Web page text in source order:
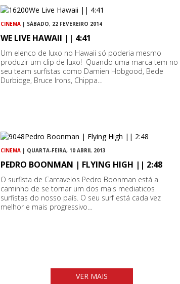
CINEMA | SÁBADO, 22 FEVEREIRO 2014
WE LIVE HAWAII || 4:41
Um elenco de luxo no Hawaii só poderia mesmo
produzir um clip de luxo! Quando uma marca tem no
seu team surfistas como Damien Hobgood, Bede
Durbidge, Bruce Irons, Chippa…
CINEMA | QUARTA-FEIRA, 10 ABRIL 2013
PEDRO BOONMAN | FLYING HIGH || 2:48
O surfista de Carcavelos Pedro Boonman está a
caminho de se tornar um dos mais mediaticos
surfistas do nosso país. O seu surf está cada vez
melhor e mais progressivo…
VER MAIS